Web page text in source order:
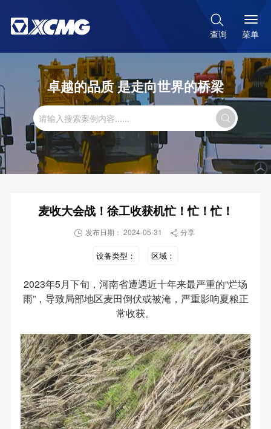

查询 菜单
卓越的品质 是走向世界的桥梁

麦收大会战！徐工收获机忙！忙！忙！
 发布日期： 2024-05-31  分享
设备类型： 区域：
2023年5月下旬，河南省遭遇近十年来最严重的“烂场
雨”，导致局部地区麦田倒伏或被淹，严重影响夏粮正
常收获。